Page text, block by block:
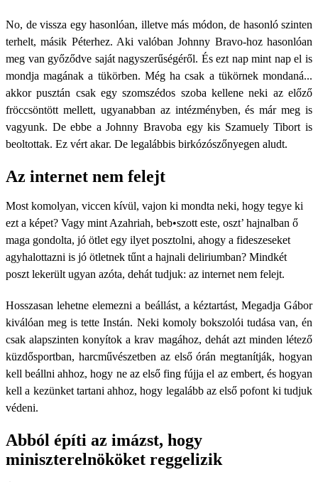
No, de vissza egy hasonlóan, illetve más módon, de hasonló szinten
terhelt, másik Péterhez. Aki valóban Johnny Bravo-hoz hasonlóan
meg van győződve saját nagyszerűségéről. És ezt nap mint nap el is
mondja magának a tükörben. Még ha csak a tükörnek mondaná...
akkor pusztán csak egy szomszédos szoba kellene neki az előző
fröccsöntött mellett, ugyanabban az intézményben, és már meg is
vagyunk. De ebbe a Johnny Bravoba egy kis Szamuely Tibort is
beoltottak. Ez vért akar. De legalábbis birkózószőnyegen aludt.
Az internet nem felejt
Most komolyan, viccen kívül, vajon ki mondta neki, hogy tegye ki
ezt a képet? Vagy mint Azahriah, beb•szott este, oszt’ hajnalban ő
maga gondolta, jó ötlet egy ilyet posztolni, ahogy a fideszeseket
agyhalottazni is jó ötletnek tűnt a hajnali deliriumban? Mindkét
poszt lekerült ugyan azóta, dehát tudjuk: az internet nem felejt.
Hosszasan lehetne elemezni a beállást, a kéztartást, Megadja Gábor
kiválóan meg is tette Instán. Neki komoly bokszolói tudása van, én
csak alapszinten konyítok a krav magához, dehát azt minden létező
küzdősportban, harcművészetben az első órán megtanítják, hogyan
kell beállni ahhoz, hogy ne az első fing fújja el az embert, és hogyan
kell a kezünket tartani ahhoz, hogy legalább az első pofont ki tudjuk
védeni.
Abból építi az imázst, hogy
miniszterelnököket reggelizik